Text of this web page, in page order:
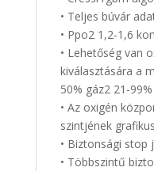
• Teljes búvár
• Ppo2 1,2-1,6
• Lehetőség van
kiválasztására a
50% gáz2 21-99%
• Az oxigén
szintjének
• Biztonsági stop
• Többszintű